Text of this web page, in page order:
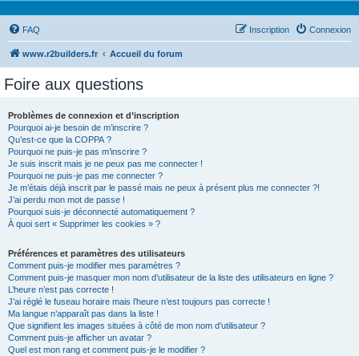
FAQ Connexion
Inscription
www.r2builders.fr Accueil du forum
Foire aux questions
Problèmes de connexion et d’inscription
Pourquoi ai-je besoin de m’inscrire ?
Qu’est-ce que la COPPA ?
Pourquoi ne puis-je pas m’inscrire ?
Je suis inscrit mais je ne peux pas me connecter !
Pourquoi ne puis-je pas me connecter ?
Je m’étais déjà inscrit par le passé mais ne peux à présent plus me connecter ?!
J’ai perdu mon mot de passe !
Pourquoi suis-je déconnecté automatiquement ?
À quoi sert « Supprimer les cookies » ?
Préférences et paramètres des utilisateurs
Comment puis-je modifier mes paramètres ?
Comment puis-je masquer mon nom d’utilisateur de la liste des utilisateurs en ligne ?
L’heure n’est pas correcte !
J’ai réglé le fuseau horaire mais l’heure n’est toujours pas correcte !
Ma langue n’apparaît pas dans la liste !
Que signifient les images situées à côté de mon nom d’utilisateur ?
Comment puis-je afficher un avatar ?
Quel est mon rang et comment puis-je le modifier ?